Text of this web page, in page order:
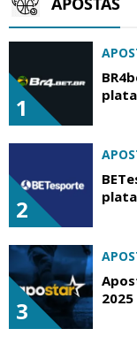
1
2
3
2025